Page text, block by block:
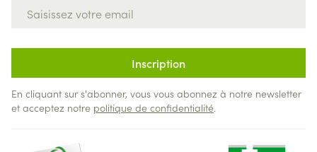
Inscription
En cliquant sur s'abonner, vous vous abonnez à notre newsletter
et acceptez notre politique de confidentialité.